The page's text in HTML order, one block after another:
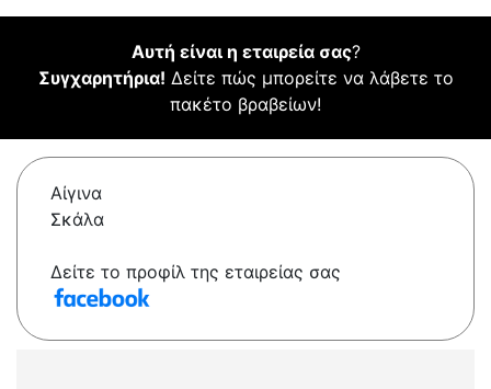
Αυτή είναι η εταιρεία σας?
Συγχαρητήρια! Δείτε πώς μπορείτε να λάβετε το
πακέτο βραβείων!
Αίγινα
Σκάλα
Δείτε το προφίλ της εταιρείας σας